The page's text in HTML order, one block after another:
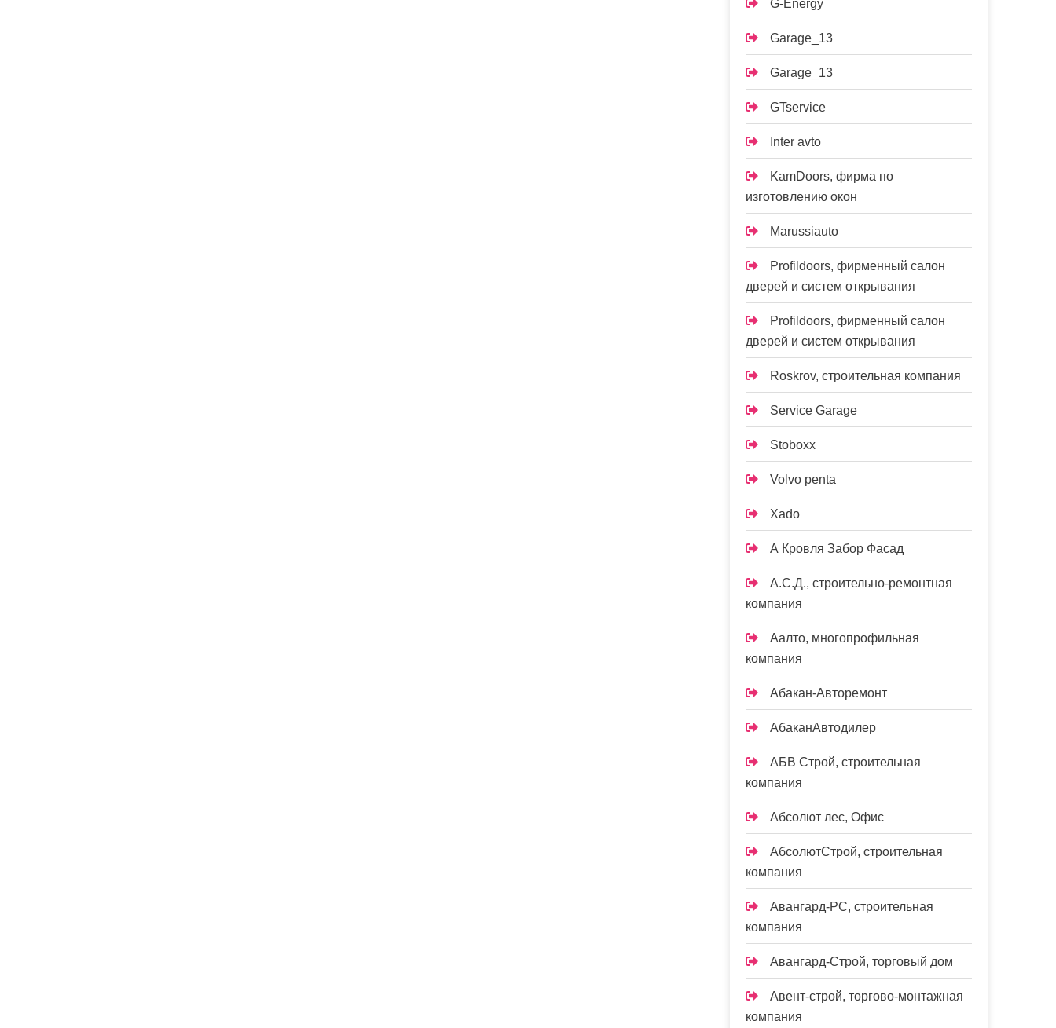
G-Energy
Garage_13
Garage_13
GTservice
Inter avto
KamDoors, фирма по
изготовлению окон
Marussiauto
Profildoors, фирменный салон
дверей и систем открывания
Profildoors, фирменный салон
дверей и систем открывания
Roskrov, строительная компания
Service Garage
Stoboxx
Volvo penta
Xado
А Кровля Забор Фасад
А.С.Д., строительно-ремонтная
компания
Аалто, многопрофильная
компания
Абакан-Авторемонт
АбаканАвтодилер
АБВ Строй, строительная
компания
Абсолют лес, Офис
АбсолютСтрой, строительная
компания
Авангард-РС, строительная
компания
Авангард-Строй, торговый дом
Авент-строй, торгово-монтажная
компания